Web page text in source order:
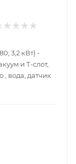
3,2 кВт) -
и Т-слот,
, вода, датчик